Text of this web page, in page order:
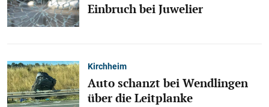
Einbruch bei Juwelier
Kirchheim
Auto schanzt bei Wendlingen
über die Leitplanke